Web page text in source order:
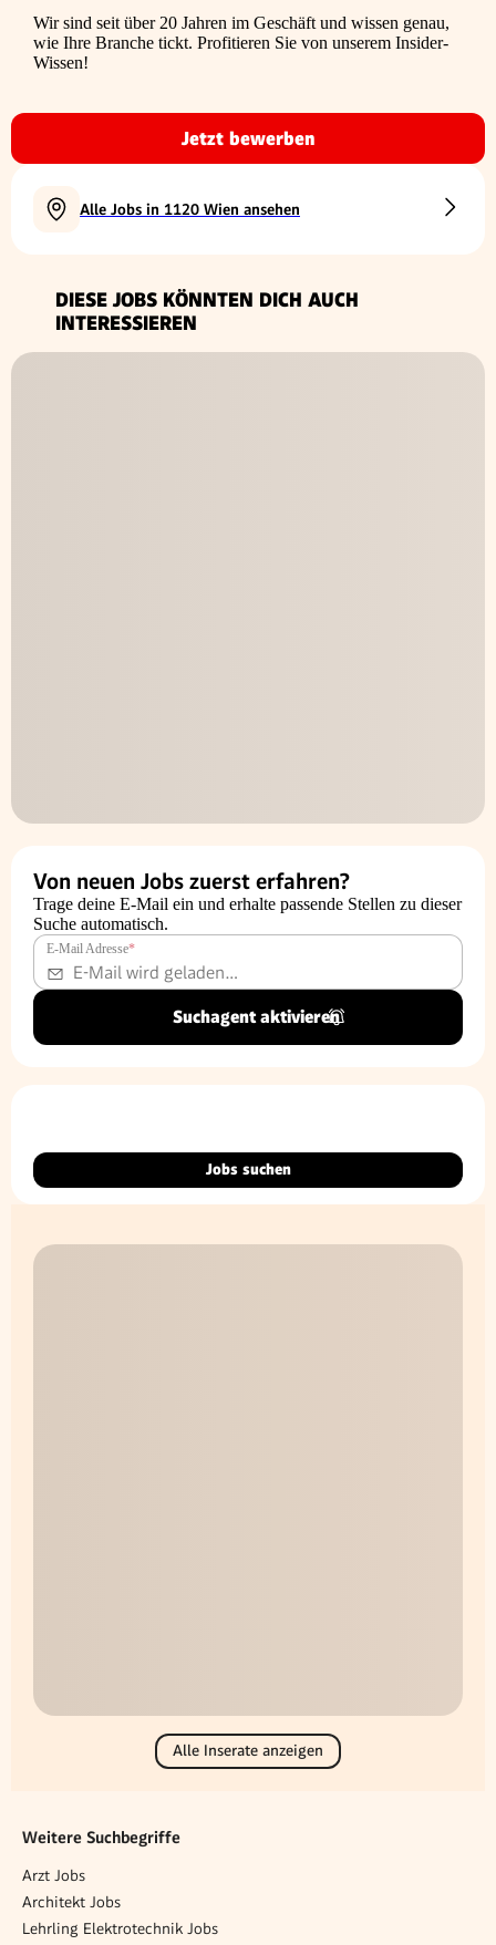
Wir sind seit über 20 Jahren im Geschäft und wissen genau,
wie Ihre Branche tickt. Profitieren Sie von unserem Insider-
Wissen!
Jetzt bewerben
Alle Jobs in 1120 Wien ansehen
DIESE JOBS KÖNNTEN DICH AUCH
INTERESSIEREN
Von neuen Jobs zuerst erfahren?
Trage deine E-Mail ein und erhalte passende Stellen zu dieser
Suche automatisch.
E-Mail Adresse*
Suchagent aktivieren
Jobs suchen
Alle Inserate anzeigen
Weitere Suchbegriffe
Arzt Jobs
Architekt Jobs
Lehrling Elektrotechnik Jobs